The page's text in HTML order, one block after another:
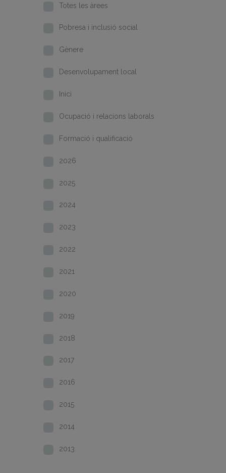
Totes les àrees
Pobresa i inclusió social
Gènere
Desenvolupament local
Inici
Ocupació i relacions laborals
Formació i qualificació
2026
2025
2024
2023
2022
2021
2020
2019
2018
2017
2016
2015
2014
2013